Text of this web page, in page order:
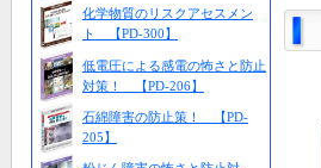
化学物質のリスクアセスメン
ト 【PD-300】
低電圧による感電の怖さと防止
対策！ 【PD-206】
石綿障害の防止策！ 【PD-
205】